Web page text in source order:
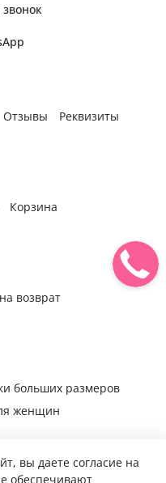
Отзывы
Реквизиты
Корзина
возврат
больших размеров
женщин
звонок
вы даете согласие на
обеспечивают